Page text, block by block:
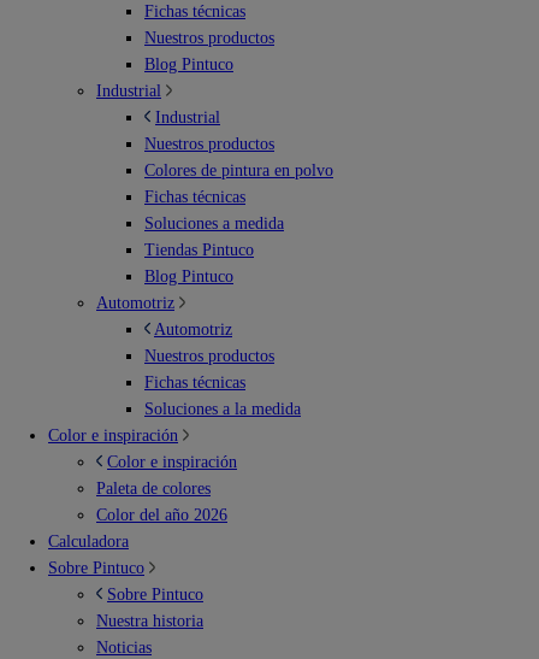
Fichas técnicas
Nuestros productos
Blog Pintuco
Industrial
Industrial
Nuestros productos
Colores de pintura en polvo
Fichas técnicas
Soluciones a medida
Tiendas Pintuco
Blog Pintuco
Automotriz
Automotriz
Nuestros productos
Fichas técnicas
Soluciones a la medida
Color e inspiración
Color e inspiración
Paleta de colores
Color del año 2026
Calculadora
Sobre Pintuco
Sobre Pintuco
Nuestra historia
Noticias